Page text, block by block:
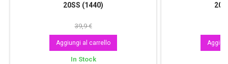
20SS (1440)
39,9 €
Aggiungi al carrello
In Stock